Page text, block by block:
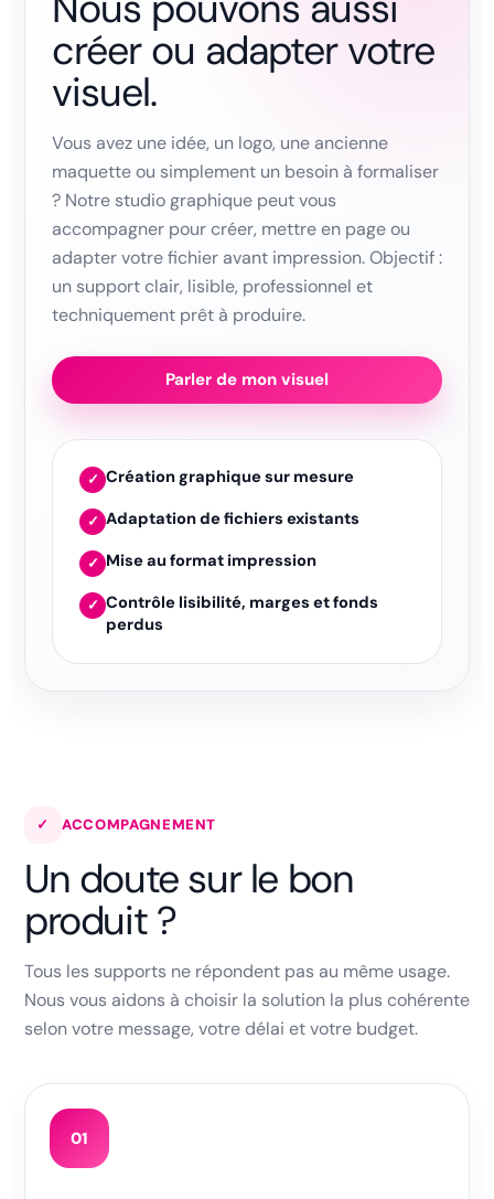
créer ou adapter votre
visuel.
Vous avez une idée, un logo, une ancienne
maquette ou simplement un besoin à formaliser
? Notre studio graphique peut vous
accompagner pour créer, mettre en page ou
adapter votre fichier avant impression. Objectif :
un support clair, lisible, professionnel et
techniquement prêt à produire.
Parler de mon visuel
✓ Création graphique sur mesure
✓ Adaptation de fichiers existants
✓ Mise au format impression
✓ Contrôle lisibilité, marges et fonds
perdus
✓ ACCOMPAGNEMENT
Un doute sur le bon
produit ?
Tous les supports ne répondent pas au même usage.
Nous vous aidons à choisir la solution la plus cohérente
selon votre message, votre délai et votre budget.
01